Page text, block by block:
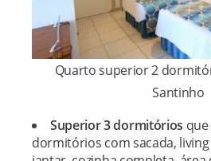
Quarto superior 2
Santinho
Superior 3 dormitórios
dormitórios com sacada,